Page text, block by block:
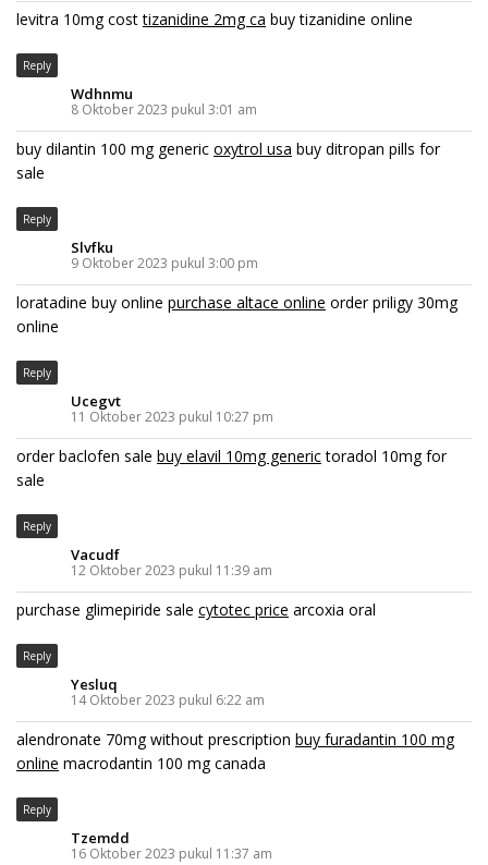
levitra 10mg costtizanidine 2mg ca buy tizanidine online
Reply
Wdhnmu
8 Oktober 2023 pukul 3:01 am
buy dilantin 100 mg generic oxytrol usa buy ditropan pills for
sale
Reply
Slvfku
9 Oktober 2023 pukul 3:00 pm
loratadine buy online purchase altace online order priligy 30mg
online
Reply
Ucegvt
11 Oktober 2023 pukul 10:27 pm
order baclofen sale buy elavil 10mg generictoradol 10mg for
sale
Reply
Vacudf
12 Oktober 2023 pukul 11:39 am
purchase glimepiride sale cytotec price arcoxia oral
Reply
Yesluq
14 Oktober 2023 pukul 6:22 am
alendronate 70mg without prescription buy furadantin 100 mg
online macrodantin 100 mg canada
Reply
Tzemdd
16 Oktober 2023 pukul 11:37 am